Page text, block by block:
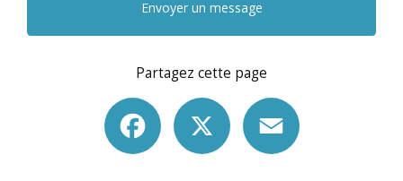
Envoyer un message
Partagez cette page
Facebook